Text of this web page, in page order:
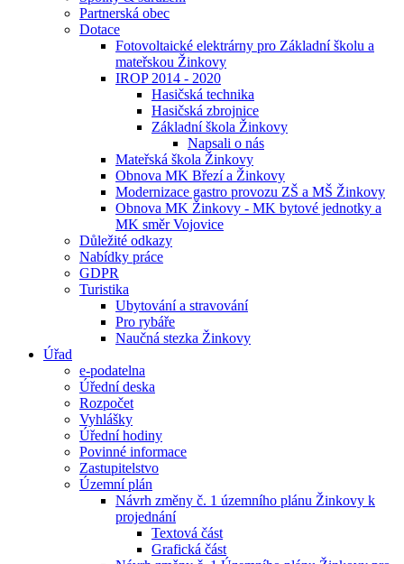
Partnerská obec
Dotace
Fotovoltaické elektrárny pro Základní školu a
mateřskou Žinkovy
IROP 2014 - 2020
Hasičská technika
Hasičská zbrojnice
Základní škola Žinkovy
Napsali o nás
Mateřská škola Žinkovy
Obnova MK Březí a Žinkovy
Modernizace gastro provozu ZŠ a MŠ Žinkovy
Obnova MK Žinkovy - MK bytové jednotky a
MK směr Vojovice
Důležité odkazy
Nabídky práce
GDPR
Turistika
Ubytování a stravování
Pro rybáře
Naučná stezka Žinkovy
Úřad
e-podatelna
Úřední deska
Rozpočet
Vyhlášky
Úřední hodiny
Povinné informace
Zastupitelstvo
Územní plán
Návrh změny č. 1 územního plánu Žinkovy k
projednání
Textová část
Grafická část